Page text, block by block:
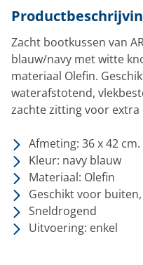
Zacht bootkussen van
blauw/navy met witte
materiaal Olefin.
waterafstotend,
zachte zitting voor
Afmeting: 36 x 42 cm.
Kleur: navy blauw
Materiaal: Olefin
Geschikt voor
Sneldrogend
Uitvoering: enkel